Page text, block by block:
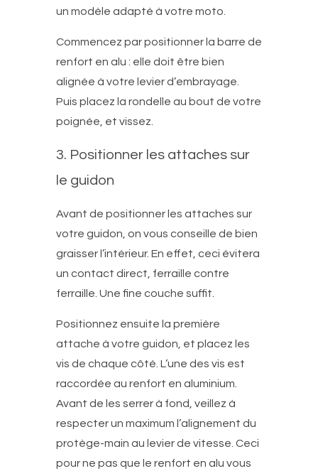
un modèle adapté à votre moto.
Commencez par positionner la barre de
renfort en alu : elle doit être bien
alignée à votre levier d’embrayage.
Puis placez la rondelle au bout de votre
poignée, et vissez.
3. Positionner les attaches sur
le guidon
Avant de positionner les attaches sur
votre guidon, on vous conseille de bien
graisser l’intérieur. En effet, ceci évitera
un contact direct, ferraille contre
ferraille. Une fine couche suffit.
Positionnez ensuite la première
attache à votre guidon, et placez les
vis de chaque côté. L’une des vis est
raccordée au renfort en aluminium.
Avant de les serrer à fond, veillez à
respecter un maximum l’alignement du
protège-main au levier de vitesse. Ceci
pour ne pas que le renfort en alu vous